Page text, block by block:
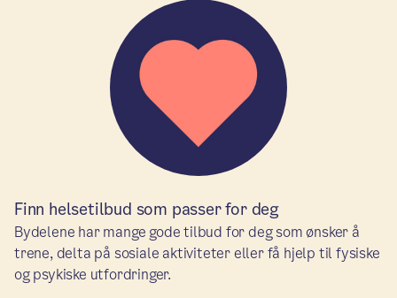
Finn helsetilbud som passer for deg
Bydelene har mange gode tilbud for deg som ønsker å
trene, delta på sosiale aktiviteter eller få hjelp til fysiske
og psykiske utfordringer.